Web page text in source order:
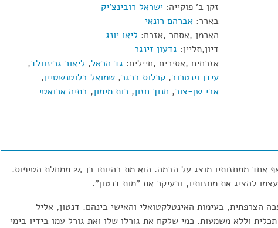
זקן ב' פוקייה: ישראל רובינצ'יק
בארר: אברהם רונאי
הארמן ,אסחר ,אזרח: ליאו יונג
דיון,תליין: גדעון זינגר
אזרחים ,אסירים ,חיילים: גד הראל, ליאור גרינוולד,
עידן וינטרוב, קרלוס ברגר, שמואל בלוטנשטיין,
אבי שן-צור, חנוך חזון, רות מימון, בתיה ארואטי
גיאורג ביכנר, רופא, מהפכן ומחזאי, לא ראה אף אחד ממחזותיו מוצג על הבמה. הוא מת בהיותו בן 24 ממחלת הטיפוס.
להציג את מחזותיו, ובעיקר את "מות דנטון".
הצרפתית, בעימות האינטלקטואלי והאישי בינהם. דנטון, אליל
וללא משמעות. כמי שלקח את גורלו שלו ואת גורל עמו בידיו בימי